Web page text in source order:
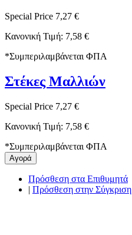
Special Price 7,27 €
Κανονική Τιμή: 7,58 €
*Συμπεριλαμβάνεται ΦΠΑ
Στέκες Μαλλιών
Special Price 7,27 €
Κανονική Τιμή: 7,58 €
*Συμπεριλαμβάνεται ΦΠΑ
Αγορά
Πρόσθεση στα Επιθυμητά
| Πρόσθεση στην Σύγκριση